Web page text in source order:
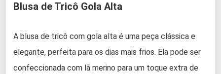
Blusa de Tricô Gola Alta
A blusa de tricô com gola alta é uma peça clássica e
elegante, perfeita para os dias mais frios. Ela pode ser
confeccionada com lã merino para um toque extra de